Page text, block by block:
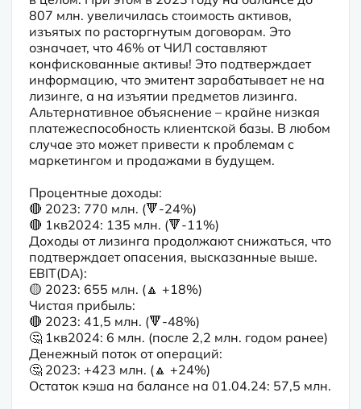
807 млн. увеличилась стоимость активов,
изъятых по расторгнутым договорам. Это
означает, что 46% от ЧИЛ составляют
конфискованные активы! Это подтверждает
информацию, что эмитент зарабатывает не на
лизинге, а на изъятии предметов лизинга.
Альтернативное объяснение – крайне низкая
платежеспособность клиентской базы. В любом
случае это может привести к проблемам с
маркетингом и продажами в будущем.
Процентные доходы:
🔴 2023: 770 млн. (🔻-24%)
🔴 1кв2024: 135 млн. (🔻-11%)
Доходы от лизинга продолжают снижаться, что
подтверждает опасения, высказанные выше.
EBIT(DA):
🟡 2023: 655 млн. (🔼 +18%)
Чистая прибыль:
🔴 2023: 41,5 млн. (🔻-48%)
🤔 1кв2024: 6 млн. (после 2,2 млн. годом ранее)
Денежный поток от операций:
🤔 2023: +423 млн. (🔼 +24%)
Остаток кэша на балансе на 01.04.24: 57,5 млн.